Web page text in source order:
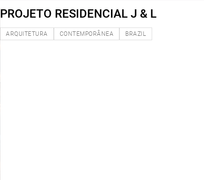
PROJETO RESIDENCIAL J & L
ARQUITETURA CONTEMPORÂNEA BRAZIL